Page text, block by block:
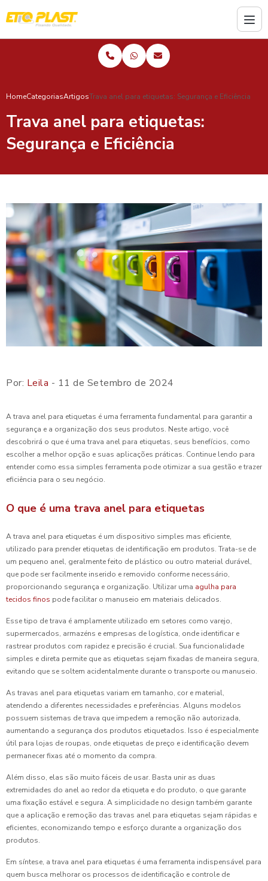
HomeCategoriasArtigosTrava anel para etiquetas: Segurança e Eficiência
Trava anel para etiquetas:
Segurança e Eficiência
Por: Leila - 11 de Setembro de 2024
A trava anel para etiquetas é uma ferramenta fundamental para garantir a
segurança e a organização dos seus produtos. Neste artigo, você
descobrirá o que é uma trava anel para etiquetas, seus benefícios, como
escolher a melhor opção e suas aplicações práticas. Continue lendo para
entender como essa simples ferramenta pode otimizar a sua gestão e trazer
eficiência para o seu negócio.
O que é uma trava anel para etiquetas
A trava anel para etiquetas é um dispositivo simples mas eficiente,
utilizado para prender etiquetas de identificação em produtos. Trata-se de
um pequeno anel, geralmente feito de plástico ou outro material durável,
que pode ser facilmente inserido e removido conforme necessário,
proporcionando segurança e organização. Utilizar uma agulha para
tecidos finos pode facilitar o manuseio em materiais delicados.
Esse tipo de trava é amplamente utilizado em setores como varejo,
supermercados, armazéns e empresas de logística, onde identificar e
rastrear produtos com rapidez e precisão é crucial. Sua funcionalidade
simples e direta permite que as etiquetas sejam fixadas de maneira segura,
evitando que se soltem acidentalmente durante o transporte ou manuseio.
As travas anel para etiquetas variam em tamanho, cor e material,
atendendo a diferentes necessidades e preferências. Alguns modelos
possuem sistemas de trava que impedem a remoção não autorizada,
aumentando a segurança dos produtos etiquetados. Isso é especialmente
útil para lojas de roupas, onde etiquetas de preço e identificação devem
permanecer fixas até o momento da compra.
Além disso, elas são muito fáceis de usar. Basta unir as duas
extremidades do anel ao redor da etiqueta e do produto, o que garante
uma fixação estável e segura. A simplicidade no design também garante
que a aplicação e remoção das travas anel para etiquetas sejam rápidas e
eficientes, economizando tempo e esforço durante a organização dos
produtos.
Em síntese, a trava anel para etiquetas é uma ferramenta indispensável para
quem busca melhorar os processos de identificação e controle de